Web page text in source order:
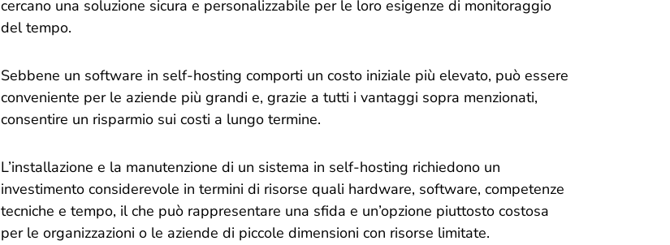
cercano una soluzione sicura e personalizzabile per le loro esigenze di monitoraggio
del tempo.
Sebbene un software in self-hosting comporti un costo iniziale più elevato, può essere
conveniente per le aziende più grandi e, grazie a tutti i vantaggi sopra menzionati,
consentire un risparmio sui costi a lungo termine.
L’installazione e la manutenzione di un sistema in self-hosting richiedono un
investimento considerevole in termini di risorse quali hardware, software, competenze
tecniche e tempo, il che può rappresentare una sfida e un’opzione piuttosto costosa
per le organizzazioni o le aziende di piccole dimensioni con risorse limitate.